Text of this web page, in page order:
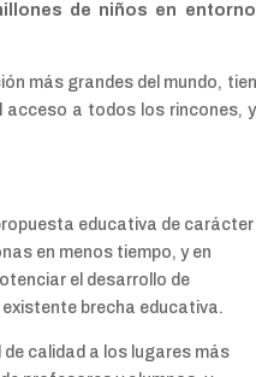
de niños en
más grandes del mundo,
acceso a todos los rincones,
educativa de carácter
en menos tiempo, y en
el desarrollo de
brecha educativa.
calidad a los lugares más